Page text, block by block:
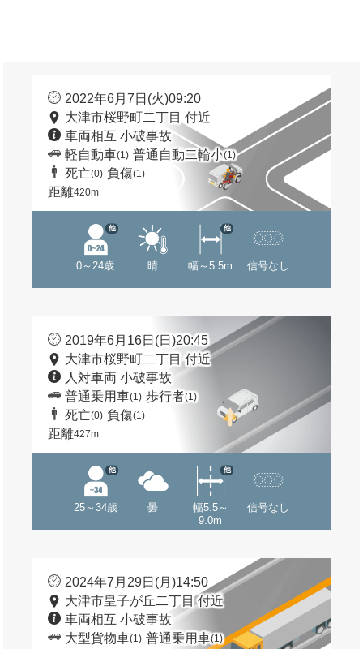
2022年6月7日(火)09:20
大津市桜野町二丁目 付近
車両相互 小破事故
軽自動車(1) 普通自動二輪小(1)
死亡(0) 負傷(1)
距離420m
0～24歳
他
晴 幅～5.5m
他
信号なし
2019年6月16日(日)20:45
大津市桜野町二丁目 付近
人対車両 小破事故
普通乗用車(1) 歩行者(1)
死亡(0) 負傷(1)
距離427m
25～34歳
他
曇
幅5.5～
9.0m
他
信号なし
2024年7月29日(月)14:50
大津市皇子が丘二丁目 付近
車両相互 小破事故
大型貨物車(1) 普通乗用車(1)